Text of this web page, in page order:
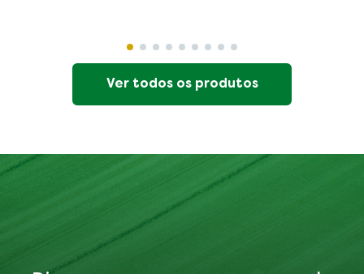
Ver todos os produtos